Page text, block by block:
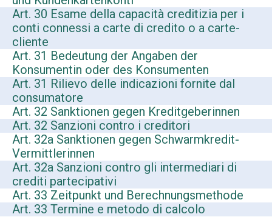
Art. 30 Esame della capacità creditizia per i
conti connessi a carte di credito o a carte-
cliente
Art. 31 Bedeutung der Angaben der
Konsumentin oder des Konsumenten
Art. 31 Rilievo delle indicazioni fornite dal
consumatore
Art. 32 Sanktionen gegen Kreditgeberinnen
Art. 32 Sanzioni contro i creditori
Art. 32a Sanktionen gegen Schwarmkredit-
Vermittlerinnen
Art. 32a Sanzioni contro gli intermediari di
crediti partecipativi
Art. 33 Zeitpunkt und Berechnungsmethode
Art. 33 Termine e metodo di calcolo